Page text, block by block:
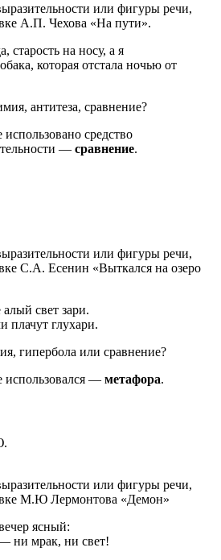
или фигуры речи,
А.П. Чехова «На пути».
старость на носу, а я
которая отстала ночью от
антитеза, сравнение?
средство
— сравнение.
или фигуры речи,
С.А. Есенин «Выткался на озеро
свет зари.
плачут глухари.
гипербола или сравнение?
использовался — метафора.
или фигуры речи,
М.Ю Лермонтова «Демон»
ясный:
ни мрак, ни свет!